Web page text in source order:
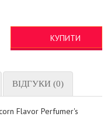
КУПИТИ
ВІДГУКИ (0)
Flavor Perfumer's